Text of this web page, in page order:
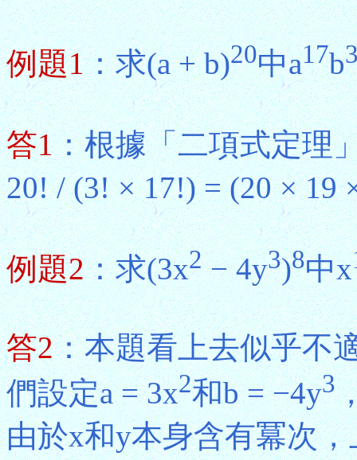
例題1：求(a + b)20中a17b
答1：根據「二項式定理
20! / (3! × 17!) = (20 × 19
例題2：求(3x2− 4y3)8中x
答2：本題看上去似乎不
們設定a = 3x2和b = −4y3
由於x和y本身含有冪次